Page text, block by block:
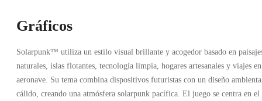
Gráficos
Solarpunk™ utiliza un estilo visual brillante y acogedor basado en
naturales, islas flotantes, tecnología limpia, hogares artesanales y viajes en
aeronave. Su tema combina dispositivos futuristas con un diseño
cálido, creando una atmósfera solarpunk pacífica. El juego se centra en el